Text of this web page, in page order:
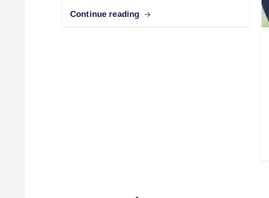
Continue reading